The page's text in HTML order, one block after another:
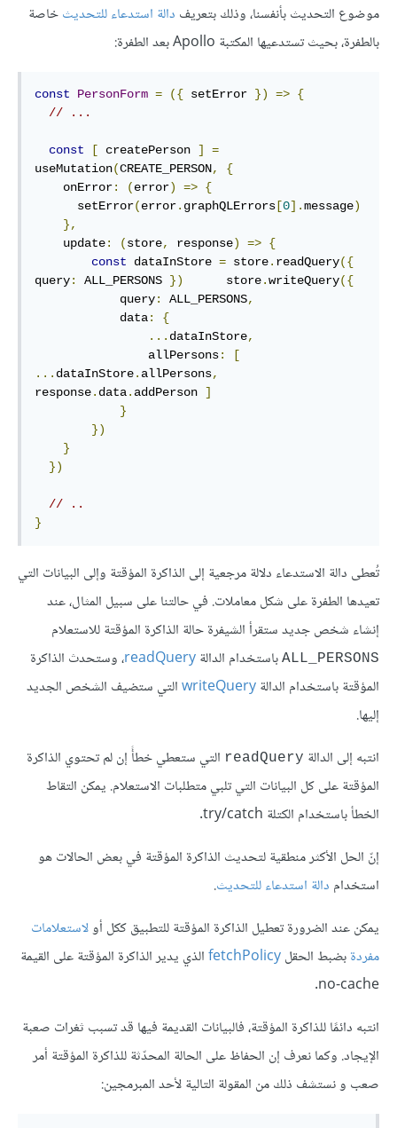
موضوع التحديث بأنفسنا، وذلك بتعريف دالة استدعاء للتحديثخاصة
بالطفرة، بحيث تستدعيها المكتبة Apollo بعد الطفرة:
const PersonForm = ({ setError }) => {
// ...
const [ createPerson ]
=
useMutation(CREATE_PERSON,
{
    onError
: (error) => {
      setError
(error. graphQLErrors [0].message)
},
    update
: (store, response) => {
const dataInStore = store. readQuery({
query: ALL_PERSONS })
      store
.writeQuery({
            query
: ALL_PERSONS,
            data
:
{
... dataInStore,
                allPersons
:
[
... dataInStore. allPersons,
response. data. addPerson ]
}
})
}
})
// ..
}
تُعطى دالة الاستدعاء دلالة مرجعية إلى الذاكرة المؤقتة وإلى البيانات التي
تعيدها الطفرة على شكل معاملات. في حالتنا على سبيل المثال، عند
إنشاء شخص جديد ستقرأ الشيفرة حالة الذاكرة المؤقتة للاستعلام
ALL_PERSONS باستخدام الدالةreadQuery، وستحدث الذاكرة
المؤقتة باستخدام الدالةwriteQueryالتي ستضيف الشخص الجديد
إليها.
انتبه إلى الدالة readQuery التي ستعطي خطأً إن لم تحتوي الذاكرة
المؤقتة على كل البيانات التي تلبي متطلبات الاستعلام. يمكن التقاط
الخطأ باستخدام الكتلة try/catch.
إنّ الحل الأكثر منطقية لتحديث الذاكرة المؤقتة في بعض الحالات هو
استخدام دالة استدعاء للتحديث.
يمكن عند الضرورة تعطيل الذاكرة المؤقتة للتطبيق ككل أولاستعلامات
مفردةبضبط الحقلfetchPolicyالذي يدير الذاكرة المؤقتة على القيمة
no-cache.
انتبه دائمًا للذاكرة المؤقتة، فالبيانات القديمة فيها قد تسبب ثغرات صعبة
الإيجاد. وكما نعرف إن الحفاظ على الحالة المحدّثة للذاكرة المؤقتة أمر
صعب و نستشف ذلك من المقولة التالية لأحد المبرمجين: